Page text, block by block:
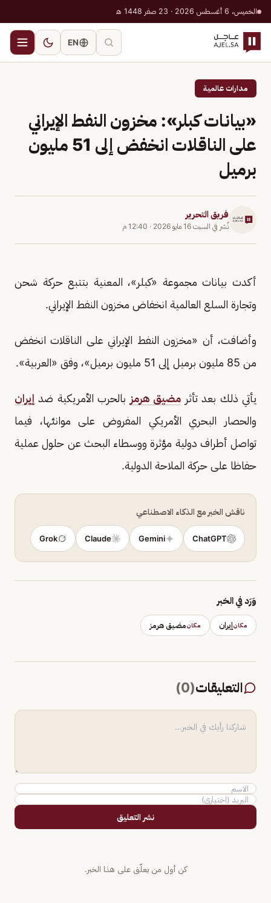
الخميس، 6 أغسطس 2026 · 23 صفر 1448 هـ
EN
مدارات عالمية
«بيانات كبلر»: مخزون النفط الإيراني
على الناقلات انخفض إلى 51 مليون
برميل
فريق التحرير
نُشر في السبت 16 مايو 2026 · 12:40 م
أكدت بيانات مجموعة «كبلر»، المعنية بتتبع حركة شحن
وتجارة السلع العالمية انخفاض مخزون النفط الإيراني.
وأضافت، أن «مخزون النفط الإيراني على الناقلات انخفض
من 85 مليون برميل إلى 51 مليون برميل»، وفق «العربية».
يأتي ذلك بعد تأثر مضيق هرمز بالحرب الأمريكية ضد إيران
والحصار البحري الأمريكي المفروض على موانئها، فيما
تواصل أطراف دولية مؤثرة ووسطاء البحث عن حلول عملية
حفاظا على حركة الملاحة الدولية.
ناقش الخبر مع الذكاء الاصطناعي
ChatGPT
Gemini
Claude
Grok
وَرَد في الخبر
مكانإيران مكانمضيق هرمز
التعليقات(
0
)
نشر التعليق
كن أول من يعلّق على هذا الخبر.